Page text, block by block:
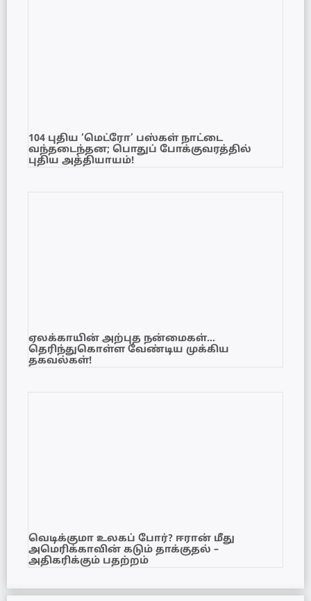
104 புதிய ‘மெட்ரோ’ பஸ்கள் நாட்டை
வந்தடைந்தன; பொதுப் போக்குவரத்தில்
புதிய அத்தியாயம்!
ஏலக்காயின் அற்புத நன்மைகள்…
தெரிந்துகொள்ள வேண்டிய முக்கிய
தகவல்கள்!
வெடிக்குமா உலகப் போர்? ஈரான் மீது
அமெரிக்காவின் கடும் தாக்குதல் –
அதிகரிக்கும் பதற்றம்